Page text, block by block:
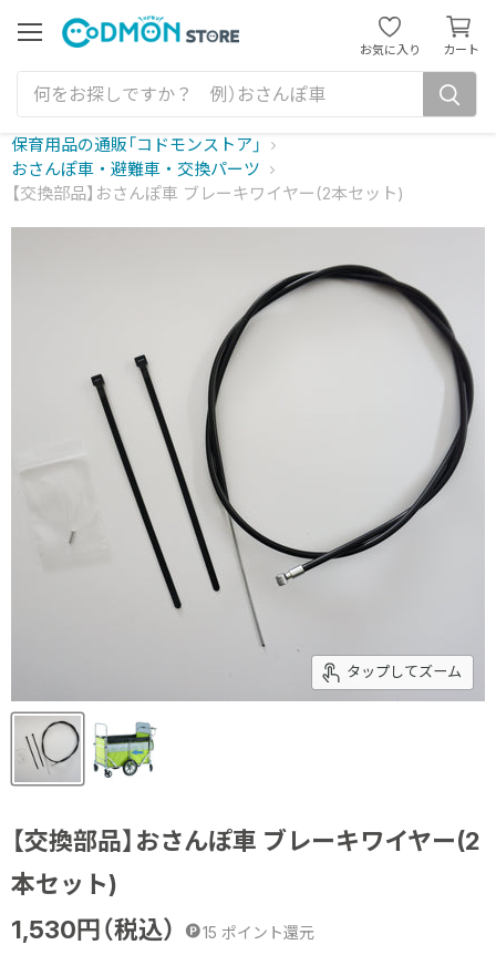
ュ
ー
お気に入り カート
カ
ー
ト
見
保育用品の通販「コドモンストア」
おさんぽ車・避難車・交換パーツ
【交換部品】おさんぽ車 ブレーキワイヤー(2本セット)
タップしてズーム
【交換部品】おさんぽ車 ブレーキワイヤー(2
本セット)
1,530円（税込） 15 ポイント還元